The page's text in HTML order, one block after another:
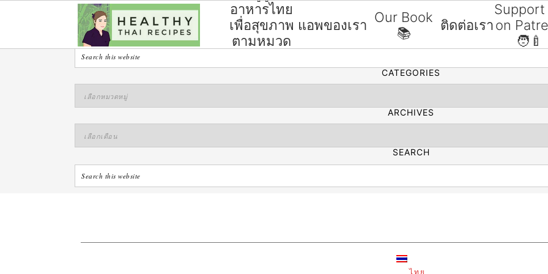
ไทย
SEARCH
CATEGORIES
ARCHIVES
SEARCH
ไทย
อาหารไทย
เพื่อสุขภาพ
ตามหมวด
แอพของเรา Our Book
📚
ติดต่อเรา
Support
on
🧑‍🍼